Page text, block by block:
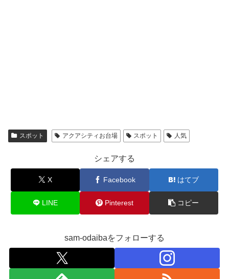
スポット アクアシティお台場 スポット 人気
シェアする
X Facebook はてブ
LINE Pinterest コピー
sam-odaibaをフォローする